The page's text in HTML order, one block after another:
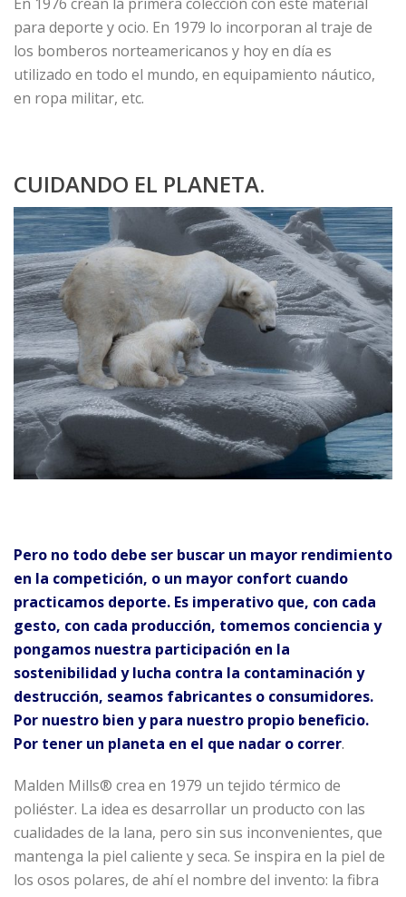
En 1976 crean la primera colección con este material
para deporte y ocio. En 1979 lo incorporan al traje de
los bomberos norteamericanos y hoy en día es
utilizado en todo el mundo, en equipamiento náutico,
en ropa militar, etc.
CUIDANDO EL PLANETA.
Pero no todo debe ser buscar un mayor rendimiento
en la competición, o un mayor confort cuando
practicamos deporte. Es imperativo que, con cada
gesto, con cada producción, tomemos conciencia y
pongamos nuestra participación en la
sostenibilidad y lucha contra la contaminación y
destrucción, seamos fabricantes o consumidores.
Por nuestro bien y para nuestro propio beneficio.
Por tener un planeta en el que nadar o correr.
Malden Mills® crea en 1979 un tejido térmico de
poliéster. La idea es desarrollar un producto con las
cualidades de la lana, pero sin sus inconvenientes, que
mantenga la piel caliente y seca. Se inspira en la piel de
los osos polares, de ahí el nombre del invento: la fibra